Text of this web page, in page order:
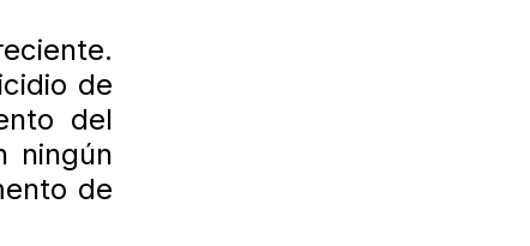
de
del
ningún
de